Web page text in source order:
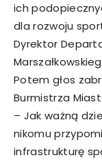
ich
dla rozwoju
Dyrektor
Potem głos
Burmistrza
– Jak ważną
nikomu
infrastrukturę